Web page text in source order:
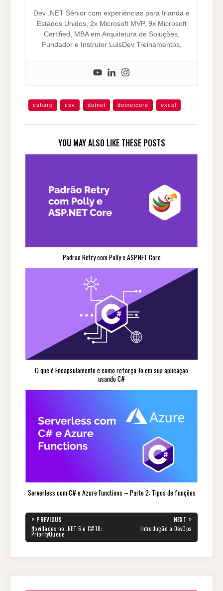
Dev .NET Sênior com experiências para Irlanda e
Estados Unidos, 2x Microsoft MVP, 9x Microsoft
Certified, MBA em Arquitetura de Soluções,
Fundador e Instrutor LuisDev Treinamentos,
csharp csv dotnet dotnetcore excel
YOU MAY ALSO LIKE THESE POSTS
Padrão Retry com Polly e ASP.NET Core
O que é Encapsulamento e como reforçá-lo em sua aplicação
usando C#
Serverless com C# e Azure Functions – Parte 2: Tipos de funções
« PREVIOUS
Novidades no .NET 6 e C# 10:
PriorityQueue
NEXT »
Introdução a DevOps